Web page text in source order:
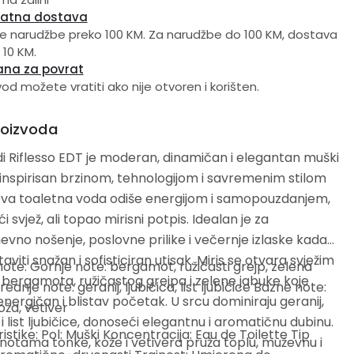
dostava
narudžbe preko 100 KM. Za narudžbe do 100 KM, dostava
KM.
za povrat
možete vratiti ako nije otvoren i korišten.
Riflesso EDT je moderan, dinamičan i elegantan muški
brzinom, tehnologijom i savremenim stilom
toaletna voda odiše energijom i samopouzdanjem,
svjež, ali topao mirisni potpis. Idealan je za
nošenje, poslovne prilike i večernje izlaske kada
snažan i sofisticiran utisak. Miris se otvara svježim
ružičastog grejpa i zelene jabuke koje
i blistav početak. U srcu dominiraju geranij,
list ljubičice, donoseći elegantnu i aromatičnu dubinu.
tonke, kože i vetivera pruža toplu, muževnu i
Gornje note: bergamot, ružičasti grejp, zelena
note: geranij, ljubičica, list ljubičice Bazne note:
vetiver
Pol: Muški Koncentracija: Eau de Toilette Tip